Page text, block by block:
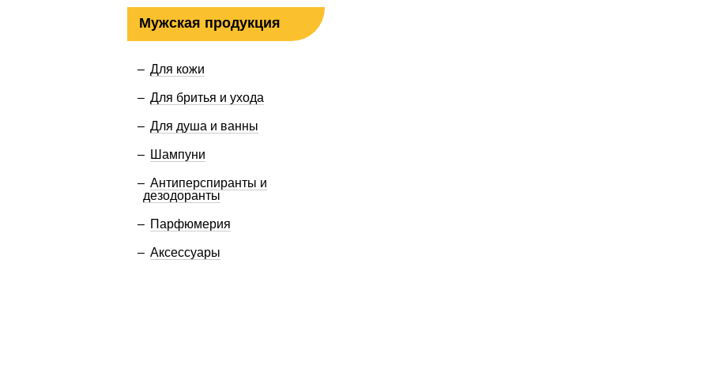
Мужская продукция
Для кожи
Для бритья и ухода
Для душа и ванны
Шампуни
Антиперспиранты и
дезодоранты
Парфюмерия
Аксессуары